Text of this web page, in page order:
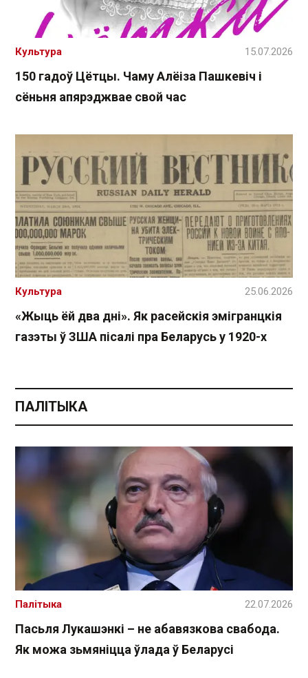
150 гадоў Цётцы. Чаму Алёіза Пашкевіч і
сёньня апярэджвае свой час
Культура 15.07.2026
«Жыць ёй два дні». Як расейскія эмігранцкія
газэты ў ЗША пісалі пра Беларусь у 1920-х
Культура 25.06.2026
ПАЛІТЫКА
Пасьля Лукашэнкі – не абавязкова свабода.
Як можа зьмяніцца ўлада ў Беларусі
Палітыка 22.07.2026